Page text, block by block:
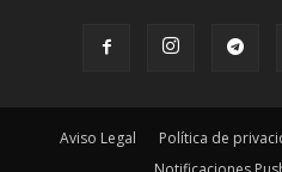
Aviso Legal Política de